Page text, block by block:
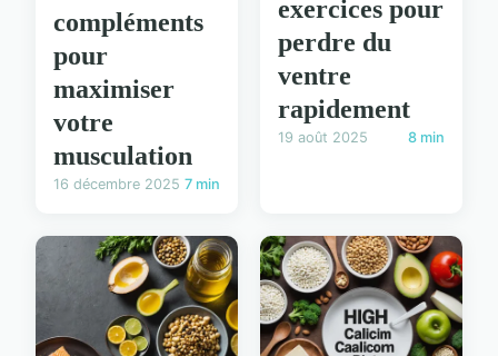
compléments
pour
maximiser
votre
musculation
16 décembre 2025 7 min
exercices pour
perdre du
ventre
rapidement
19 août 2025 8 min